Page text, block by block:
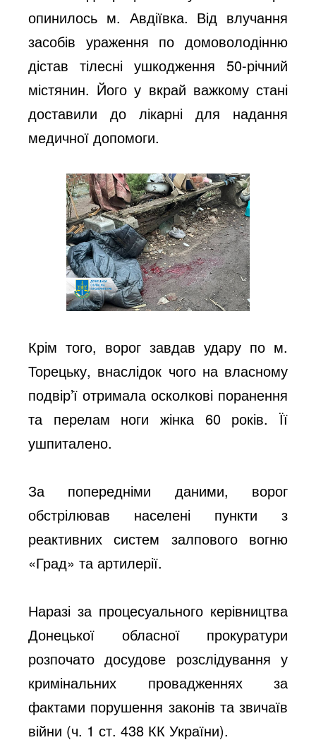
опинилось м. Авдіївка. Від влучання
засобів ураження по домоволодінню
дістав тілесні ушкодження 50-річний
містянин. Його у вкрай важкому стані
доставили до лікарні для надання
медичної допомоги.
Крім того, ворог завдав удару по м.
Торецьку, внаслідок чого на власному
подвір’ї отримала осколкові поранення
та перелам ноги жінка 60 років. Її
ушпиталено.
За попередніми даними, ворог
обстрілював населені пункти з
реактивних систем залпового вогню
«Град» та артилерії.
Наразі за процесуального керівництва
Донецької обласної прокуратури
розпочато досудове розслідування у
кримінальних провадженнях за
фактами порушення законів та звичаїв
війни (ч. 1 ст. 438 КК України).